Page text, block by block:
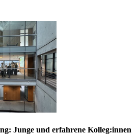
Junge und erfahrene Kolleg:innen